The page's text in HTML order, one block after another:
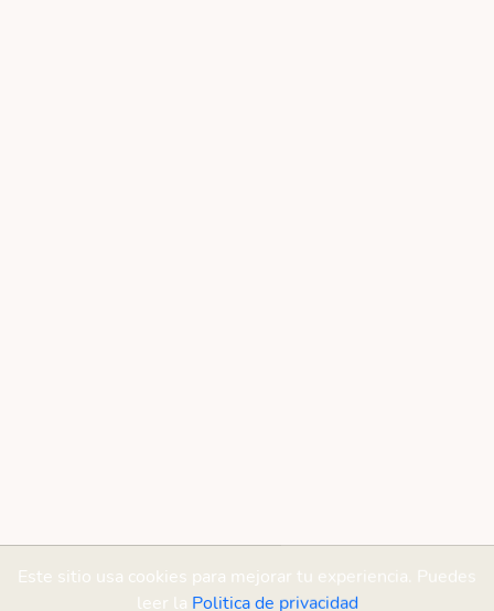
Este sitio usa cookies para mejorar tu experiencia. Puedes
leer la Politica de privacidad